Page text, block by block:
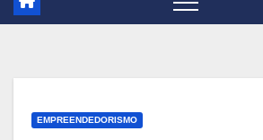
EMPREENDEDORISMO